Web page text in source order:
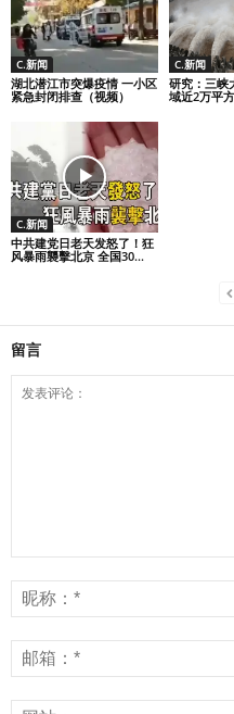
C.新闻
湖北潜江市突爆疫情 一小区
紧急封闭排查（视频）
C.新闻
研究：三峡
域近2万平
C.新闻
中共建党日老天发怒了！狂
风暴雨襲擊北京 全国30...
留言